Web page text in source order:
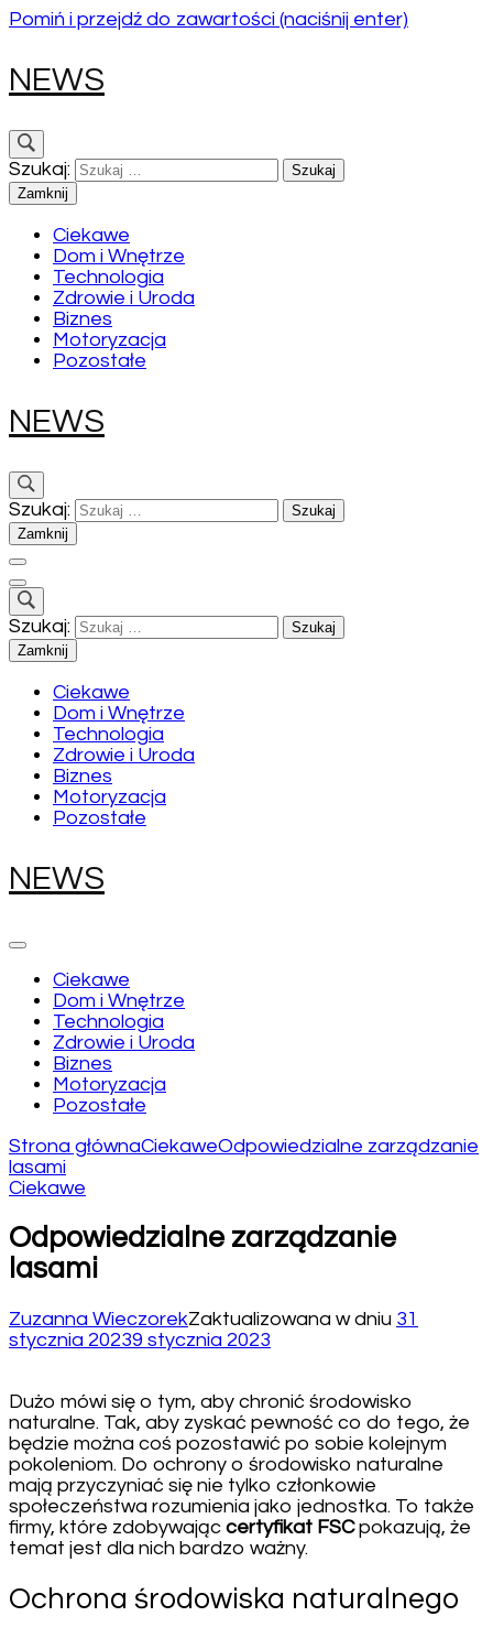
Pomiń i przejdź do zawartości (naciśnij enter)
NEWS
Szukaj:
Zamknij
Ciekawe
Dom i Wnętrze
Technologia
Zdrowie i Uroda
Biznes
Motoryzacja
Pozostałe
NEWS
Szukaj:
Zamknij
Szukaj:
Zamknij
Ciekawe
Dom i Wnętrze
Technologia
Zdrowie i Uroda
Biznes
Motoryzacja
Pozostałe
NEWS
Ciekawe
Dom i Wnętrze
Technologia
Zdrowie i Uroda
Biznes
Motoryzacja
Pozostałe
Strona głównaCiekaweOdpowiedzialne zarządzanie
lasami
Ciekawe
Odpowiedzialne zarządzanie
lasami
Zuzanna WieczorekZaktualizowana w dniu 31
stycznia 20239 stycznia 2023
Dużo mówi się o tym, aby chronić środowisko
naturalne. Tak, aby zyskać pewność co do tego, że
będzie można coś pozostawić po sobie kolejnym
pokoleniom. Do ochrony o środowisko naturalne
mają przyczyniać się nie tylko członkowie
społeczeństwa rozumienia jako jednostka. To także
firmy, które zdobywając certyfikat FSCpokazują, że
temat jest dla nich bardzo ważny.
Ochrona środowiska naturalnego